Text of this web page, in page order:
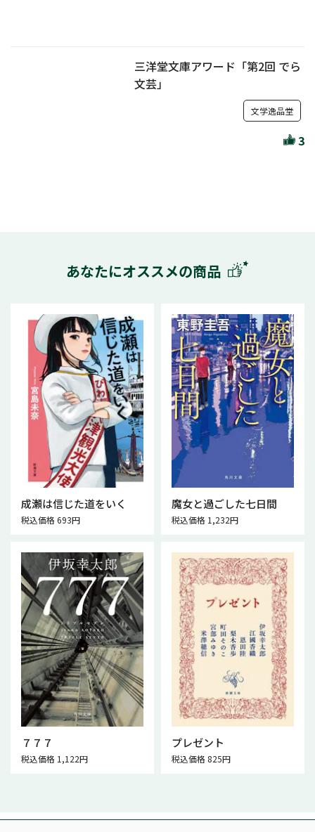
三洋堂文庫アワード「第2回 でら
文芸」
文学逸品堂
3
あなたにオススメの商品
成瀬は信じた道をいく
税込価格 693円
魔女と過ごした七日間
税込価格 1,232円
７７７
税込価格 1,122円
プレゼント
税込価格 825円